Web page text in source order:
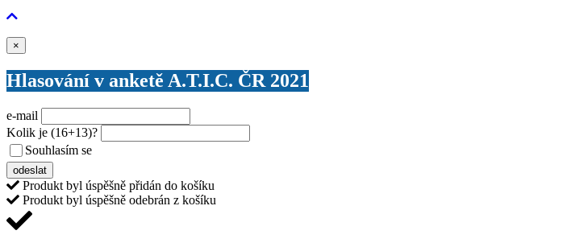
×
Hlasování v anketě A.T.I.C. ČR 2021
e-mail
Kolik je (16+13)?
Souhlasím se
odeslat
Produkt byl úspěšně přidán do košíku
Produkt byl úspěšně odebrán z košíku